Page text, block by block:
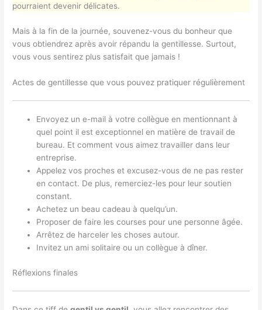
pourraient devenir délicates.
Mais à la fin de la journée, souvenez-vous du bonheur que
vous obtiendrez après avoir répandu la gentillesse. Surtout,
vous vous sentirez plus satisfait que jamais !
Actes de gentillesse que vous pouvez pratiquer régulièrement
Envoyez un e-mail à votre collègue en mentionnant à
quel point il est exceptionnel en matière de travail de
bureau. Et comment vous aimez travailler dans leur
entreprise.
Appelez vos proches et excusez-vous de ne pas rester
en contact. De plus, remerciez-les pour leur soutien
constant.
Achetez un beau cadeau à quelqu’un.
Proposer de faire les courses pour une personne âgée.
Arrêtez de harceler les choses autour.
Invitez un ami solitaire ou un collègue à dîner.
Réflexions finales